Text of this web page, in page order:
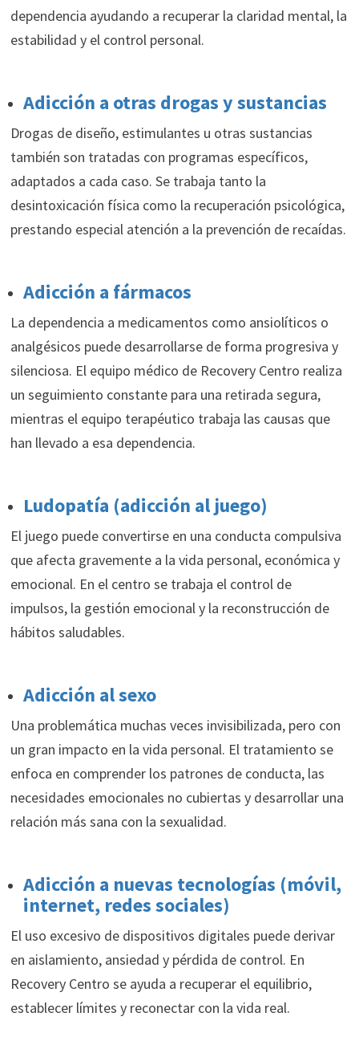
dependencia ayudando a recuperar la claridad mental, la
estabilidad y el control personal.
Adicción a otras drogas y sustancias
Drogas de diseño, estimulantes u otras sustancias
también son tratadas con programas específicos,
adaptados a cada caso. Se trabaja tanto la
desintoxicación física como la recuperación psicológica,
prestando especial atención a la prevención de recaídas.
Adicción a fármacos
La dependencia a medicamentos como ansiolíticos o
analgésicos puede desarrollarse de forma progresiva y
silenciosa. El equipo médico de Recovery Centro realiza
un seguimiento constante para una retirada segura,
mientras el equipo terapéutico trabaja las causas que
han llevado a esa dependencia.
Ludopatía (adicción al juego)
El juego puede convertirse en una conducta compulsiva
que afecta gravemente a la vida personal, económica y
emocional. En el centro se trabaja el control de
impulsos, la gestión emocional y la reconstrucción de
hábitos saludables.
Adicción al sexo
Una problemática muchas veces invisibilizada, pero con
un gran impacto en la vida personal. El tratamiento se
enfoca en comprender los patrones de conducta, las
necesidades emocionales no cubiertas y desarrollar una
relación más sana con la sexualidad.
Adicción a nuevas tecnologías (móvil,
internet, redes sociales)
El uso excesivo de dispositivos digitales puede derivar
en aislamiento, ansiedad y pérdida de control. En
Recovery Centro se ayuda a recuperar el equilibrio,
establecer límites y reconectar con la vida real.